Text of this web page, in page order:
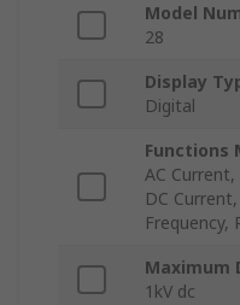
Model
28
Display
Digital
Functions
AC
DC
Frequency,
Maximum
1kV dc